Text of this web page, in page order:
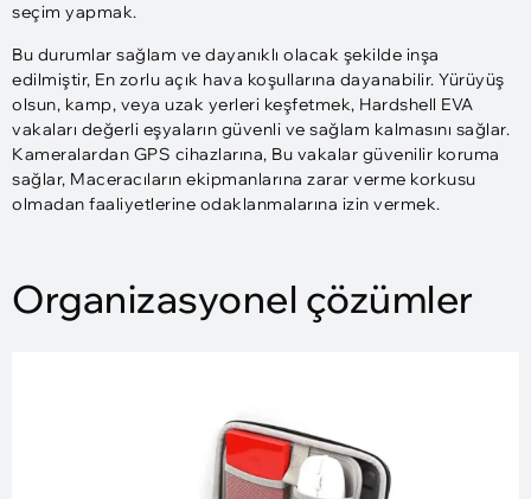
seçim yapmak.
Bu durumlar sağlam ve dayanıklı olacak şekilde inşa
edilmiştir, En zorlu açık hava koşullarına dayanabilir. Yürüyüş
olsun, kamp, veya uzak yerleri keşfetmek, Hardshell EVA
vakaları değerli eşyaların güvenli ve sağlam kalmasını sağlar.
Kameralardan GPS cihazlarına, Bu vakalar güvenilir koruma
sağlar, Maceracıların ekipmanlarına zarar verme korkusu
olmadan faaliyetlerine odaklanmalarına izin vermek.
Organizasyonel çözümler